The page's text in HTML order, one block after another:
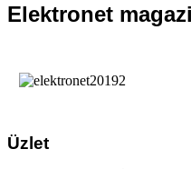
Elektronet
Üzlet